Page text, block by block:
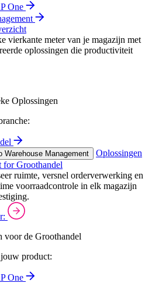
One
vierkante meter van je magazijn met
oplossingen die productiviteit
Oplossingen
Warehouse Management
Oplossingen
for Groothandel
ruimte, versnel orderverwerking en
voorraadcontrole in elk magazijn
voor de Groothandel
jouw product:
One